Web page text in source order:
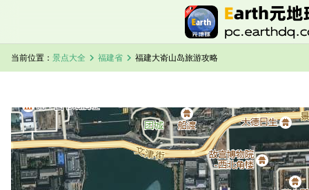
当前位置： 景点大全 chevron_right 福建省 chevron_right 福建大嵛山岛旅游攻略
福建大嵛山岛卫星地图加载中，请稍候...